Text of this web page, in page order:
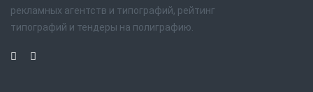
рекламных агентств и типографий, рейтинг
типографий и тендеры на полиграфию.